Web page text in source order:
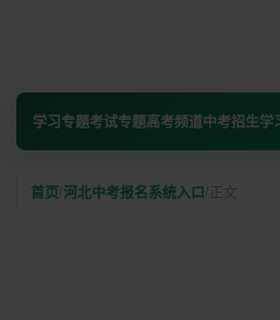
学习专题考试专题高考频道中考招生学
首页/河北中考报名系统入口 / 正文